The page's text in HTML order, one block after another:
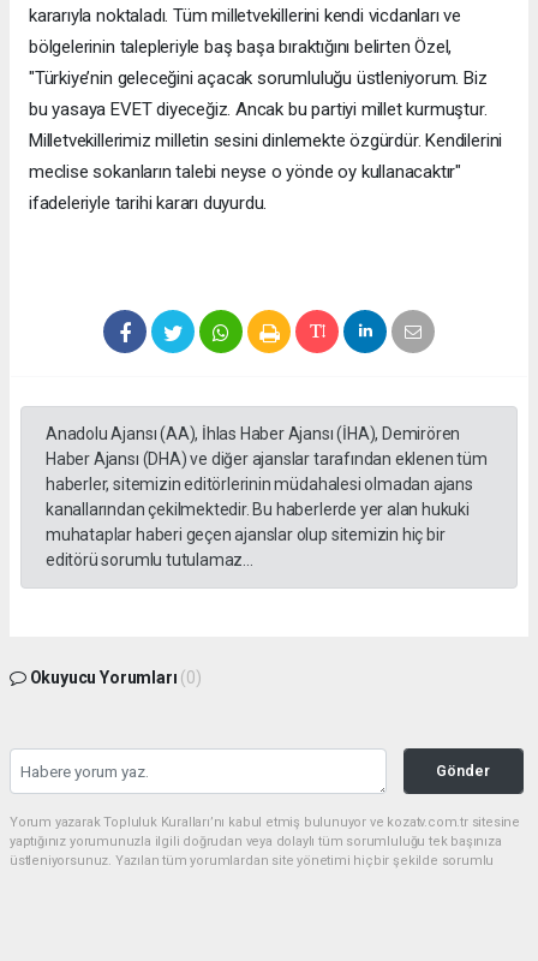
kararıyla noktaladı. Tüm milletvekillerini kendi vicdanları ve
bölgelerinin talepleriyle baş başa bıraktığını belirten Özel,
"Türkiye’nin geleceğini açacak sorumluluğu üstleniyorum. Biz
bu yasaya EVET diyeceğiz. Ancak bu partiyi millet kurmuştur.
Milletvekillerimiz milletin sesini dinlemekte özgürdür. Kendilerini
meclise sokanların talebi neyse o yönde oy kullanacaktır"
ifadeleriyle tarihi kararı duyurdu.
Anadolu Ajansı (AA), İhlas Haber Ajansı (İHA), Demirören
Haber Ajansı (DHA) ve diğer ajanslar tarafından eklenen tüm
haberler, sitemizin editörlerinin müdahalesi olmadan ajans
kanallarından çekilmektedir. Bu haberlerde yer alan hukuki
muhataplar haberi geçen ajanslar olup sitemizin hiç bir
editörü sorumlu tutulamaz...
Okuyucu Yorumları (0)
Gönder
Yorum yazarak Topluluk Kuralları’nı kabul etmiş bulunuyor ve kozatv.com.tr sitesine
yaptığınız yorumunuzla ilgili doğrudan veya dolaylı tüm sorumluluğu tek başınıza
üstleniyorsunuz. Yazılan tüm yorumlardan site yönetimi hiçbir şekilde sorumlu